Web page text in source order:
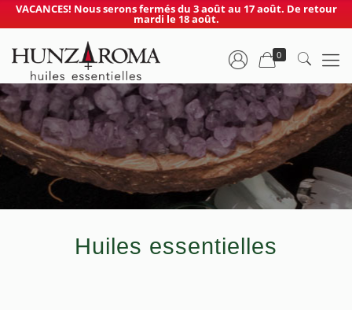
VACANCES! Nous serons fermés du 3 août au 17 août. De retour
mardi le 18 août.
0
Huiles essentielles